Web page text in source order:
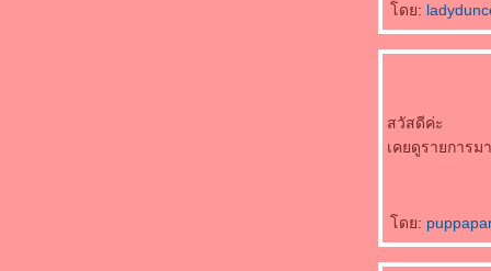
ดย:
สวัสดีค่ะ
เคยดูรายการม
ดย: